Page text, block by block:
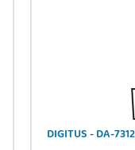
DIGITUS - DA-